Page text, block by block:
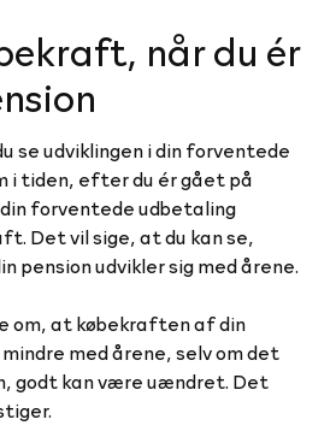
når du ér
se udviklingen i din forventede
i tiden, efter du ér gået på
din forventede udbetaling
Det vil sige, at du kan se,
pension udvikler sig med årene.
om, at købekraften af din
med årene, selv om det
godt kan være uændret. Det